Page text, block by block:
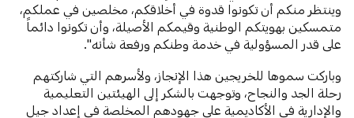
وينتظر منكم أن تكونوا قدوة في أخلاقكم، مخلصين في عملكم،
متمسكين بهويتكم الوطنية وقيمكم الأصيلة، وأن تكونوا دائماً
على قدر المسؤولية في خدمة وطنكم ورفعة شأنه".
وباركت سموها للخريجين هذا الإنجاز، ولأسرهم التي شاركتهم
رحلة الجد والنجاح، وتوجهت بالشكر إلى الهيئتين التعليمية
والإدارية في الأكاديمية على جهودهم المخلصة في إعداد جيل